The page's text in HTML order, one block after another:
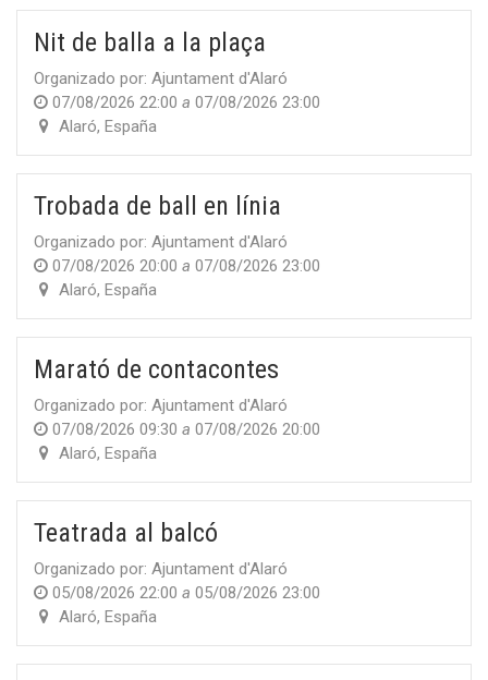
Nit de balla a la plaça
Organizado por: Ajuntament d'Alaró
07/08/2026 22:00 a 07/08/2026 23:00
Alaró,España
Trobada de ball en línia
Organizado por: Ajuntament d'Alaró
07/08/2026 20:00 a 07/08/2026 23:00
Alaró,España
Marató de contacontes
Organizado por: Ajuntament d'Alaró
07/08/2026 09:30 a 07/08/2026 20:00
Alaró,España
Teatrada al balcó
Organizado por: Ajuntament d'Alaró
05/08/2026 22:00 a 05/08/2026 23:00
Alaró,España